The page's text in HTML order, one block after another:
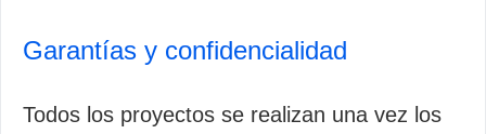
Garantías y confidencialidad
Todos los proyectos se realizan una vez los